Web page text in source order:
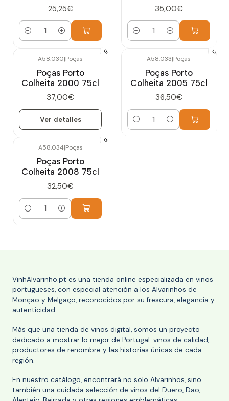
25,25€
Cantidad
35,00€
Cantidad
A58.030|Poças
Poças Porto
Colheita 2000 75cl
37,00€
Ver detalles
A58.033|Poças
Poças Porto
Colheita 2005 75cl
36,50€
Cantidad
A58.034|Poças
Poças Porto
Colheita 2008 75cl
32,50€
Cantidad
VinhAlvarinho.pt es una tienda online especializada en vinos
portugueses, con especial atención a los Alvarinhos de
Monção y Melgaço, reconocidos por su frescura, elegancia y
autenticidad.
Más que una tienda de vinos digital, somos un proyecto
dedicado a mostrar lo mejor de Portugal: vinos de calidad,
productores de renombre y las historias únicas de cada
región.
En nuestro catálogo, encontrará no solo Alvarinhos, sino
también una cuidada selección de vinos del Duero, Dão,